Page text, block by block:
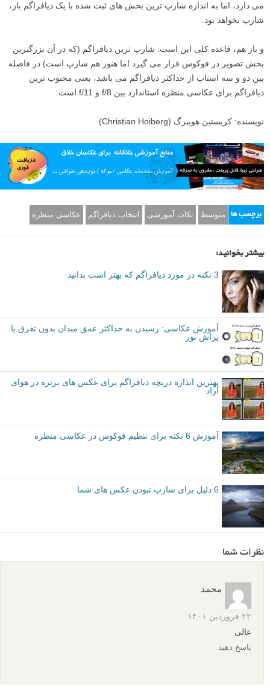
می دارد، اما به اندازه شارپ ترین بخش های ثبت شده با یک دیافراگم باز،
شارپ نخواهد بود.
و باز هم، قاعده کلی این است: شارپ ترین دیافراگم (که در آن بزرگترین
بخش تصویر در فوکوس قرار می گیرد اما هنوز هم شارپ است) در فاصله
بین دو و سه استاپ از حداکثر دیافراگم می باشد، یعنی محبوب ترین
دیافراگم برای عکاسی منظره استاندارد بین f/8 و f/11 است.
نویسنده: کریستین هویبرگ (Christian Hoiberg)
برچسب ها متوسط نکات آموزشی انتخاب دیافراگم عکاسی منظره
بیشتر بخوانید:
3 نکته در مورد دیافراگم که بهتر است بدانید
آموزش عکاسی: رسیدن به حداکثر عمق میدان بدون تفرق یا
پراش نور
بهترین اندازه دریچه دیافراگم برای عکس های پرتره در هوای
آزاد
آموزش 6 نکته برای تنظیم فوکوس در عکاسی منظره
6 دلیل برای شارپ نبودن عکس های شما
نظرات شما
محمد
۲۲ فروردین ۱۴۰۱
عالی
پاسخ دهید